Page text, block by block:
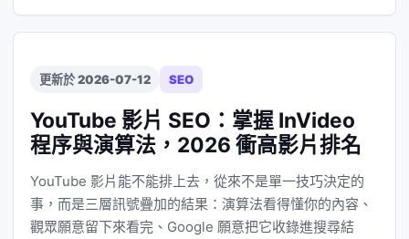
更新於 2026-07-12 SEO
YouTube 影片 SEO：掌握 InVideo
程序與演算法，2026 衝高影片排名
YouTube 影片能不能排上去，從來不是單一技巧決定的
事，而是三層訊號疊加的結果：演算法看得懂你的內容、
觀眾願意留下來看完、Google 願意把它收錄進搜尋結